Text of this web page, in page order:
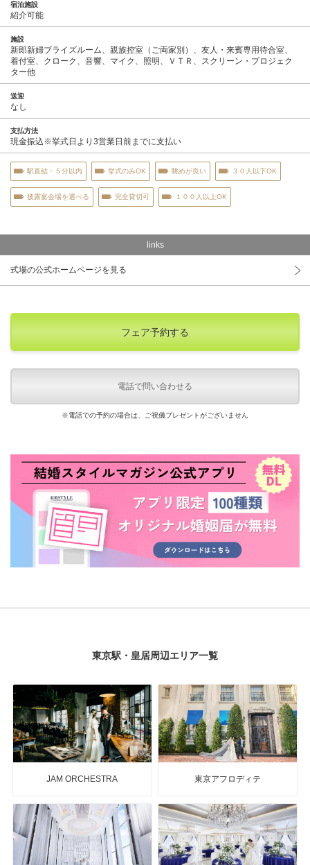
宿泊施設
紹介可能
施設
新郎新婦ブライズルーム、親族控室（ご両家別）、友人・来賓専用待合室、
着付室、クローク、音響、マイク、照明、ＶＴＲ、スクリーン・プロジェク
ター他
送迎
なし
支払方法
現金振込※挙式日より3営業日前までに支払い
駅直結・５分以内 挙式のみOK 眺めが良い ３０人以下OK
披露宴会場を選べる 完全貸切可 １００人以上OK
links
式場の公式ホームページを見る
フェア予約する
電話で問い合わせる
※電話での予約の場合は、ご祝儀プレゼントがございません
東京駅・皇居周辺エリア一覧
JAM ORCHESTRA 東京アフロディテ